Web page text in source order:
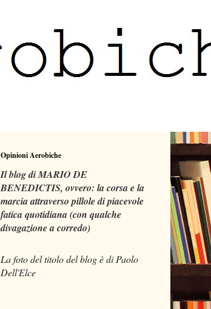
Opinioni Aerobiche
Il blog di MARIO DE
BENEDICTIS, ovvero: la corsa e la
marcia attraverso pillole di piacevole
fatica quotidiana (con qualche
divagazione a corredo)
La foto del titolo del blog è di Paolo
Dell'Elce